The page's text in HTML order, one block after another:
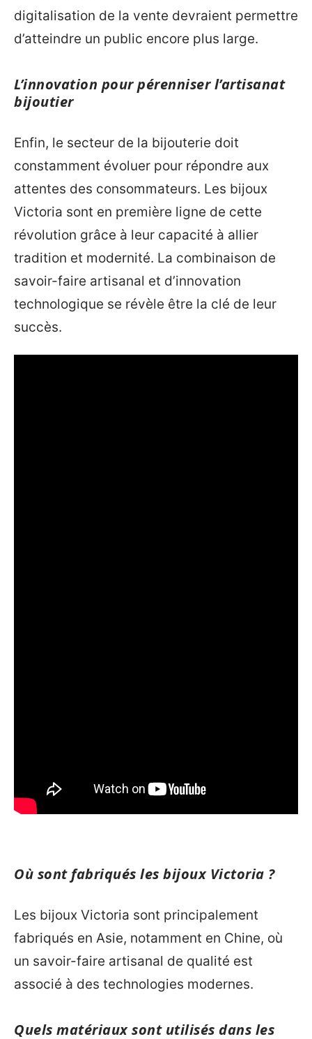
digitalisation de la vente devraient permettre
d’atteindre un public encore plus large.
L’innovation pour pérenniser l’artisanat
bijoutier
Enfin, le secteur de la bijouterie doit
constamment évoluer pour répondre aux
attentes des consommateurs. Les bijoux
Victoria sont en première ligne de cette
révolution grâce à leur capacité à allier
tradition et modernité. La combinaison de
savoir-faire artisanal et d’innovation
technologique se révèle être la clé de leur
succès.
Où sont fabriqués les bijoux Victoria ?
Les bijoux Victoria sont principalement
fabriqués en Asie, notamment en Chine, où
un savoir-faire artisanal de qualité est
associé à des technologies modernes.
Quels matériaux sont utilisés dans les